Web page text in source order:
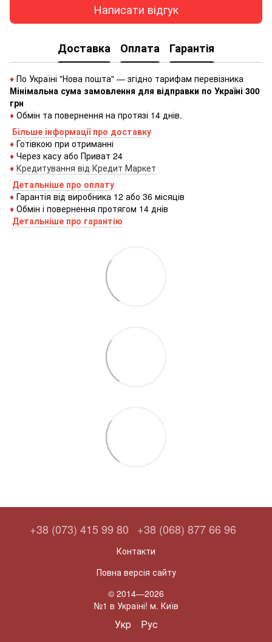
Написати відгук
Доставка Оплата Гарантія
♦ По Україні "Нова пошта" — згідно тарифам перевізника
Мінімальна сума замовлення для відправки по Україні 300
грн
♦ Обмін та повернення на протязі 14 днів.
Більше інформації про доставку
♦ Готівкою при отриманні
♦ Через касу або Приват 24
♦ Кредитування від Кредит Маркет
Детальніше про оплату
♦ Гарантія від виробника 12 або 36 місяців
♦ Обмін і повернення протягом 14 днів
Детальніше про гарантію
+38 (073) 415 99 80 +38 (068) 877 66 96
Контакти
Повна версія сайту
© 2014—2026
№1 в Україні! м. Київ
Укр Рус